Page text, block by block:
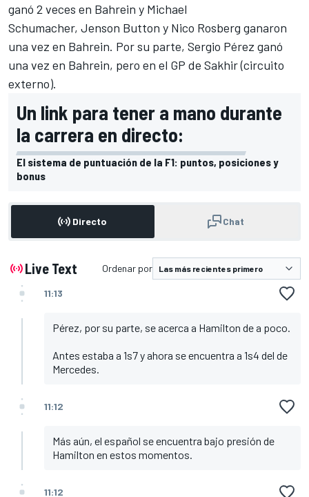
ganó 2 veces en Bahrein y Michael
Schumacher, Jenson Button y Nico Rosberg ganaron
una vez en Bahrein. Por su parte, Sergio Pérez ganó
una vez en Bahrein, pero en el GP de Sakhir (circuito
externo).
Un link para tener a mano durante
la carrera en directo:
El sistema de puntuación de la F1: puntos, posiciones y
bonus
Directo Chat
Live Text Ordenar por
11:13
Pérez, por su parte, se acerca a Hamilton de a poco.
Antes estaba a 1s7 y ahora se encuentra a 1s4 del de
Mercedes.
11:12
Más aún, el español se encuentra bajo presión de
Hamilton en estos momentos.
11:12